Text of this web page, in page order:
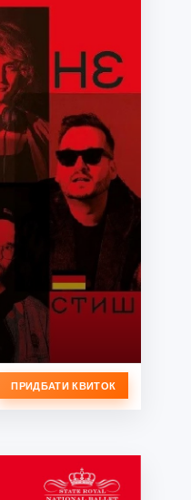
ПРИДБАТИ КВИТОК